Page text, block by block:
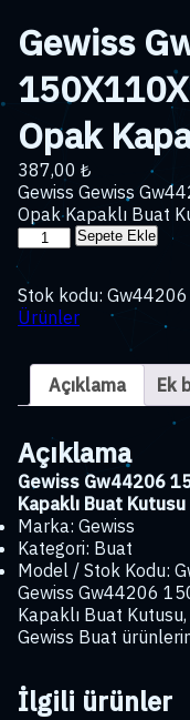
Gewiss
Opak
387,00 ₺
Gewiss Gewiss
Opak Kapaklı Buat
Gewiss
150X110X70
Mm
Sıva
Opak
Kapaklı
Buat
Kutusu
adet
Sepete Ekle
Stok kodu: Gw44206
Ürünler
Açıklama Ek
Açıklama
Gewiss Gw44206
Kapaklı Buat Kutusu
Marka: Gewiss
Kategori: Buat
Model / Stok Kodu:
Gewiss Gw44206
Kapaklı Buat
Gewiss Buat
İlgili ürünler